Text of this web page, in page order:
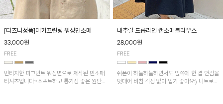
[디즈니정품]미키프린팅 워싱민소매
33,000원
FREE
빈티지한 피그먼트 워싱면으로 제작된 민소매
티셔츠입니다~소프트하고 통기성 좋은 원단
내추럴 드롭라인 캡소매블라우스
28,000원
FREE
쉬폰이 하늘하늘하면서도 앞쪽에 한 겹 안감을
덧대어 비침 걱정 없이 입기 좋아요:) 니트로